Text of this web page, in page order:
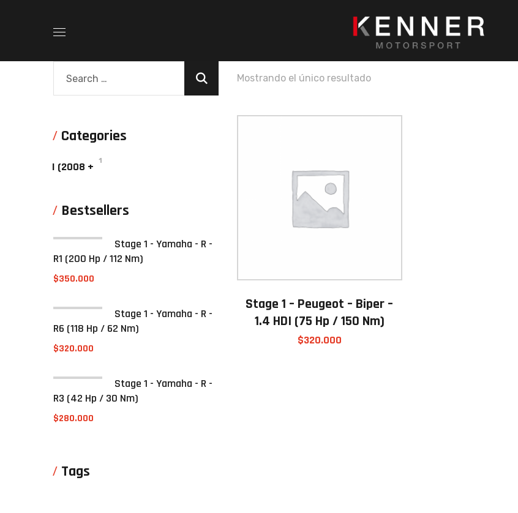
Mostrando el único resultado
Stage 1 – Peugeot – Biper –
1.4 HDI (75 Hp / 150 Nm)
$320.000
Categories
I (2008 + 1
Bestsellers
Stage 1 - Yamaha - R -
R1 (200 Hp / 112 Nm)
$350.000
Stage 1 - Yamaha - R -
R6 (118 Hp / 62 Nm)
$320.000
Stage 1 - Yamaha - R -
R3 (42 Hp / 30 Nm)
$280.000
Tags